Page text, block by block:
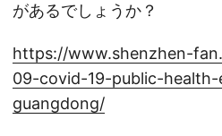
があるでしょうか？
https://www.shenzhen-
09-covid-19-public-
guangdong/